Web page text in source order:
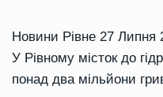
Новини Рівне 27 Липня
У Рівному місток до
понад два мільйони